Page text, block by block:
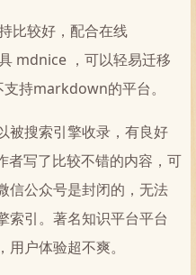
比较好，配合在线
mdnice ，可以轻易迁移
持markdown的平台。
被搜索引擎收录，有良好
者写了比较不错的内容，可
信公众号是封闭的，无法
索引。著名知识平台平台
户体验超不爽。